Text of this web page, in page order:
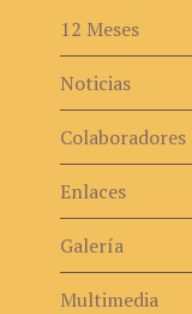
12 Meses
Noticias
Colaboradores
Enlaces
Galería
Multimedia